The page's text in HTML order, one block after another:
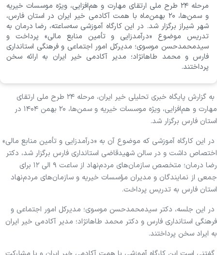
مرحله ۲۴ طرح ملی ارتقای مهارت و هم‌افزایی، ویژه موسسات خیریه
و سمن‌ها، ۲۰ بهمن‌ماه با همت آکادمی خیر ایران در استان فارس،
شهر شیراز برگزار شد. در این کارگاه آموزشی سه‌ساعته، رضا درمان به
تدریس موضوع «درآمدزایی و تأمین منابع مالی» پرداخت و
سیدمحمدحسن موسوی؛ مدیرکل امور اجتماعی و فرهنگی استانداری
فارس و محمد طاهانژاد؛ مدیر آکادمی خیر ایران به ارائه سخن
پرداختند.
به گزارش پایگاه خبری تحلیلی خیر ایران، مرحله ۲۴ طرح ملی ارتقای
مهارت و هم‌افزایی، ویژه موسسات خیریه و سمن‌ها، ۲۰ بهمن ۱۴۰۴ در
استان فارس برگزار شد.
در این کارگاه آموزشی که موضوع آن به «درآمدزایی و تأمین منابع مالی»
اختصاص داشت و در سالن شهیدقاضی استانداری فارس برگزار شد، دکتر
رضا درمان؛ متخصص سازمان‌های مردم‌نهاد از ساعت ۹ الی ۱۲ برای
جمعی از نمایندگان و مدیران مؤسسات خیریه و سازمان‌های مردم‌نهاد
استان فارس به تدریس پرداخت.
در این جلسه، دکتر سیدمحمدحسن موسوی؛ مدیرکل امور اجتماعی و
فرهنگی استانداری فارس و دکتر محمد طاهانژاد؛ مدیر آکادمی خیر ایران
به ایراد سخن پرداختند.